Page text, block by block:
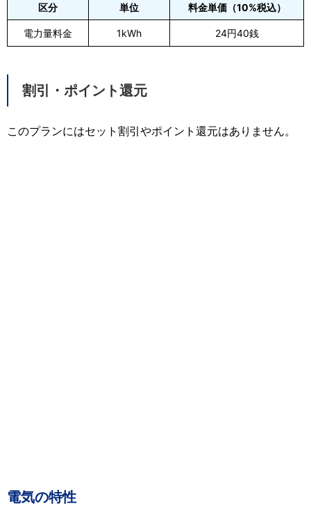
区分 単位 料金単価（10%税込）
電力量料金 1kWh 24円40銭
割引・ポイント還元
このプランにはセット割引やポイント還元はありません。
電気の特性